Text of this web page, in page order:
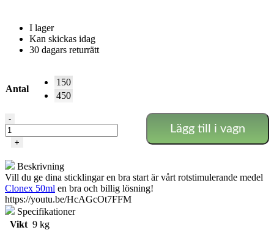
I lager
Kan skickas idag
30 dagars returrätt
Antal
150
450
X-
Stream
Uppvärmd
mängd
-
+
Lägg till i vagn
Beskrivning
Vill du ge dina sticklingar en bra start är vårt rotstimulerande medel
Clonex 50ml en bra och billig lösning!
https://youtu.be/HcAGcOt7FFM
Specifikationer
Vikt 9 kg